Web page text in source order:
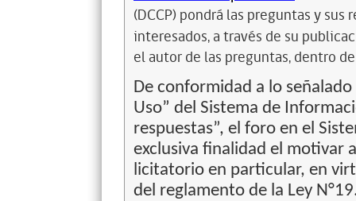
(DCCP) pondrá las preguntas y
interesados, a través de su
el autor de las preguntas, dentro
De conformidad a lo
Uso” del Sistema de
respuestas”, el foro en el
exclusiva finalidad el motivar
licitatorio en particular, en
del reglamento de la Ley